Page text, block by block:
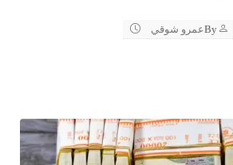
Byعمرو شوقي